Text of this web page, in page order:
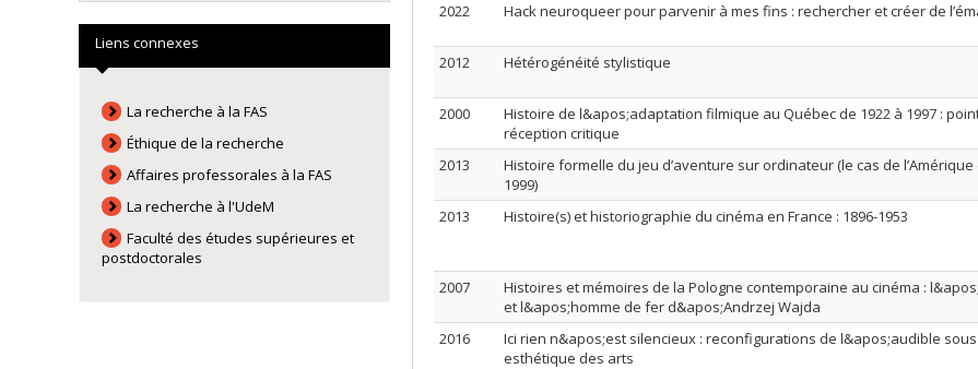
2022
Hack neuroqueer pour parvenir à mes fins : rechercher et créer de
2012 Hétérogénéité stylistique
2000
Histoire de l&apos;adaptation filmique au Québec de 1922 à 1997 :
réception critique
2013
Histoire formelle du jeu d’aventure sur ordinateur (le cas de l’Amérique
1999)
2013 Histoire(s) et historiographie du cinéma en France : 1896-1953
2007
Histoires et mémoires de la Pologne contemporaine au cinéma :
et l&apos;homme de fer d&apos;Andrzej Wajda
2016
Ici rien n&apos;est silencieux : reconfigurations de l&apos;audible
esthétique des arts
Liens connexes
La recherche à la FAS
Éthique de la recherche
Affaires professorales à la FAS
La recherche à l'UdeM
Faculté des études supérieures et
postdoctorales